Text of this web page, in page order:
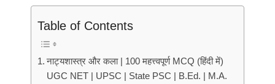
Table of Contents
नाट्यशास्त्र और कला | 100 महत्त्वपूर्ण MCQ (हिंदी में)
UGC NET | UPSC | State PSC | B.Ed. | M.A.